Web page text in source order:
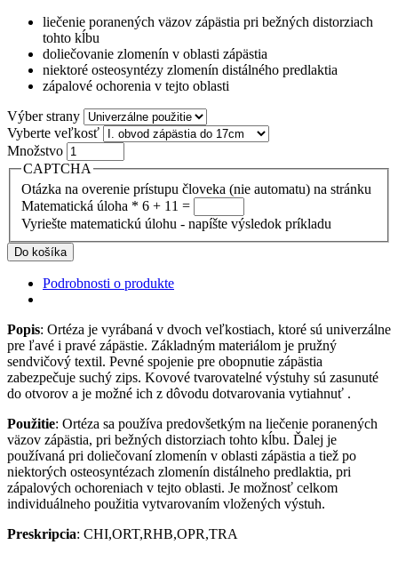
liečenie poranených väzov zápästia pri bežných distorziach
tohto kĺbu
doliečovanie zlomenín v oblasti zápästia
niektoré osteosyntézy zlomenín distálného predlaktia
zápalové ochorenia v tejto oblasti
Výber strany
Vyberte veľkosť
Množstvo
CAPTCHA
Otázka na overenie prístupu človeka (nie automatu) na stránku
Matematická úloha * 6 + 11 =
Vyriešte matematickú úlohu - napíšte výsledok príkladu
Podrobnosti o produkte
Popis: Ortéza je vyrábaná v dvoch veľkostiach, ktoré sú univerzálne
pre ľavé i pravé zápästie. Základným materiálom je pružný
sendvičový textil. Pevné spojenie pre obopnutie zápästia
zabezpečuje suchý zips. Kovové tvarovatelné výstuhy sú zasunuté
do otvorov a je možné ich z dôvodu dotvarovania vytiahnuť .
Použitie: Ortéza sa používa predovšetkým na liečenie poranených
väzov zápästia, pri bežných distorziach tohto kĺbu. Ďalej je
používaná pri doliečovaní zlomenín v oblasti zápästia a tiež po
niektorých osteosyntézach zlomenín distálneho predlaktia, pri
zápalových ochoreniach v tejto oblasti. Je možnosť celkom
individuálneho použitia vytvarovaním vložených výstuh.
Preskripcia: CHI,ORT,RHB,OPR,TRA